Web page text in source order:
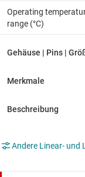
Operating
range (°C)
Andere Linear- und